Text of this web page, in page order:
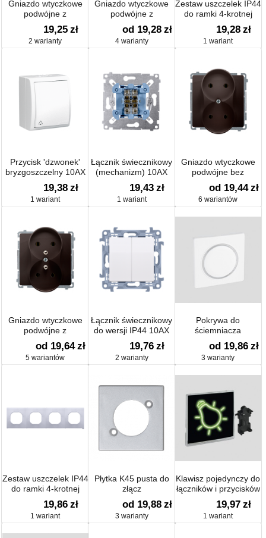
Gniazdo wtyczkowe
podwójne z
uziemieniem typu
Schuko z przesłonami
torów prądowych 16A
19,25 zł
2 warianty
Gniazdo wtyczkowe
podwójne z
uziemieniem typu
Schuko 16A
od 19,28 zł
4 warianty
Zestaw uszczelek IP44
do ramki 4-krotnej
19,28 zł
1 wariant
Przycisk 'dzwonek'
bryzgoszczelny 10AX
19,38 zł
1 wariant
Łącznik świecznikowy
(mechanizm) 10AX
250V, szybkozłącza,
nie dotyczy
19,43 zł
1 wariant
Gniazdo wtyczkowe
podwójne bez
uziemienia 16A
od 19,44 zł
6 wariantów
Gniazdo wtyczkowe
podwójne z
uziemieniem 16A
od 19,64 zł
5 wariantów
Łącznik świecznikowy
do wersji IP44 10AX
19,76 zł
2 warianty
Pokrywa do
ściemniacza
od 19,86 zł
3 warianty
Zestaw uszczelek IP44
do ramki 4-krotnej
19,86 zł
1 wariant
Płytka K45 pusta do
złącz
od 19,88 zł
3 warianty
Klawisz pojedynczy do
łączników i przycisków
19,97 zł
1 wariant